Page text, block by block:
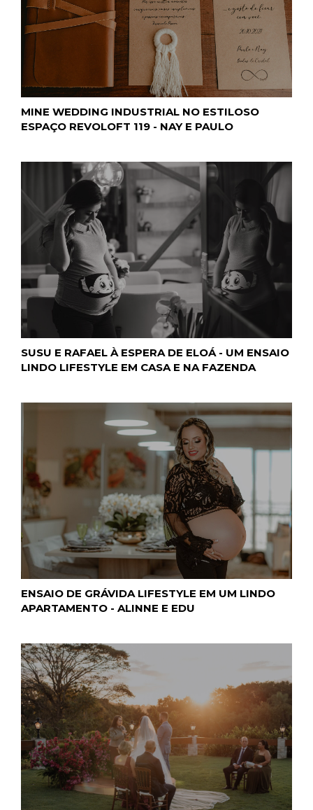
MINE WEDDING INDUSTRIAL NO ESTILOSO
ESPAÇO REVOLOFT 119 - NAY E PAULO
SUSU E RAFAEL À ESPERA DE ELOÁ - UM ENSAIO
LINDO LIFESTYLE EM CASA E NA FAZENDA
ENSAIO DE GRÁVIDA LIFESTYLE EM UM LINDO
APARTAMENTO - ALINNE E EDU